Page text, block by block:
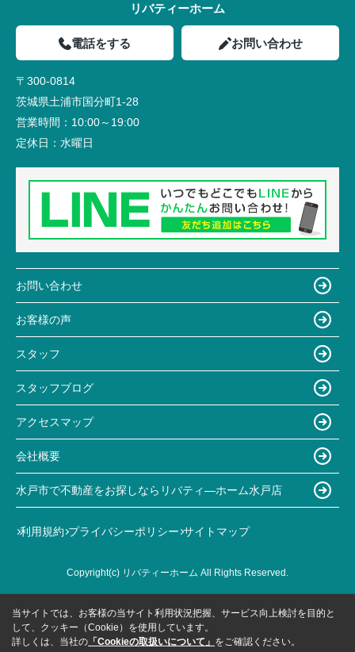
リバティーホーム
電話をする お問い合わせ
〒300-0814
茨城県土浦市国分町1-28
営業時間： 10:00～19:00
定休日： 水曜日
お問い合わせ
お客様の声
スタッフ
スタッフブログ
アクセスマップ
会社概要
水戸市で不動産をお探しならリバティ―ホーム水戸店
利用規約 プライバシーポリシー サイトマップ
Copyright(c) リバティーホーム All Rights Reserved.
当サイトでは、お客様の当サイト利用状況把握、サービス向上検討を目的と
して、クッキー（Cookie）を使用しています。
詳しくは、当社の 「Cookieの取扱いについて」 をご確認ください。